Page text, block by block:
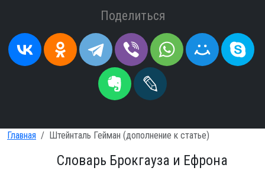
Поделиться
Главная Штейнталь Гейман (дополнение к статье)
Словарь Брокгауза и Ефрона